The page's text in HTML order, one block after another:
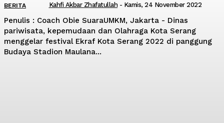
BERITA Kahfi Akbar Zhafatullah - Kamis, 24 November 2022
Penulis : Coach Obie SuaraUMKM, Jakarta - Dinas
pariwisata, kepemudaan dan Olahraga Kota Serang
menggelar festival Ekraf Kota Serang 2022 di panggung
Budaya Stadion Maulana...